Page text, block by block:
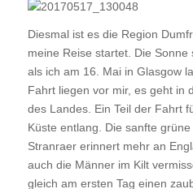
Diesmal ist es die Region
meine Reise startet. Die
als ich am 16. Mai in Glasgow
Fahrt liegen vor mir, es geht in
des Landes. Ein Teil der Fahrt
Küste entlang. Die sanfte
Stranraer erinnert mehr an
auch die Männer im Kilt
gleich am ersten Tag einen